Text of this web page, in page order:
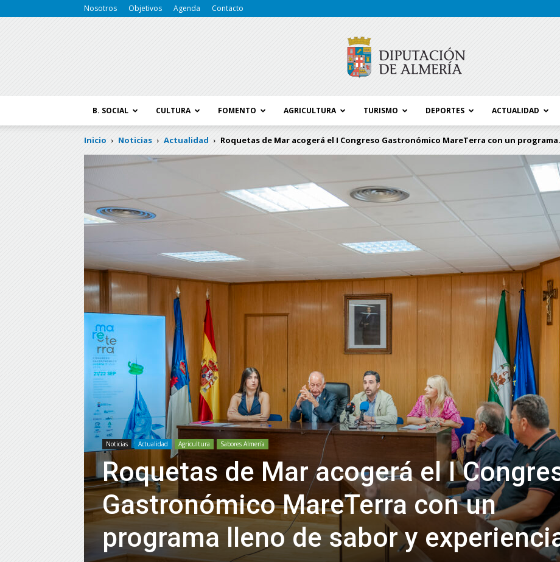
Nosotros Objetivos Agenda Contacto
Diputación
de
B. SOCIAL CULTURA FOMENTO AGRICULTURA TURISMO DEPORTES ACTUALIDAD
Inicio Noticias Actualidad Roquetas de Mar acogerá el I Congreso Gastronómico MareTerra con un
Noticias Actualidad Agricultura Sabores Almería
Roquetas de Mar acogerá el I
Gastronómico MareTerra con un
programa lleno de sabor y